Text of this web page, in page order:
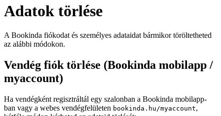
Adatok törlése
A Bookinda fiókodat és személyes adataidat bármikor töröltetheted
az alábbi módokon.
Vendég fiók törlése (Bookinda mobilapp /
myaccount)
Ha vendégként regisztráltál egy szalonban a Bookinda mobilapp-
ban vagy a webes vendégfelületen bookinda.hu/myaccount,